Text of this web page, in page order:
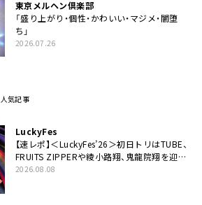
東京メルヘン倶楽部
「盛り上がり・個性・かわいい・マジメ・闇堕
ち」
2026.07.26
人気記事
LuckyFes
【速レポ】＜LuckyFes’26＞初日トリはTUBE、
FRUITS ZIPPERや綾小路翔、鬼龍院翔を迎え
た豪華コラボも「知ってたらぜひ一緒に歌っ
2026.08.08